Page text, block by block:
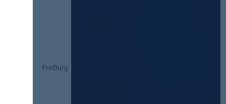
Freiburg